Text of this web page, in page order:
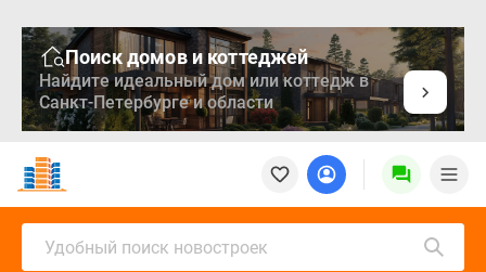
Поиск домов и коттеджей
Найдите идеальный дом или коттедж в
Санкт-Петербурге и области
Новостройки
Квартиры
Ипотека
Медиа
Удобный поиск новостроек